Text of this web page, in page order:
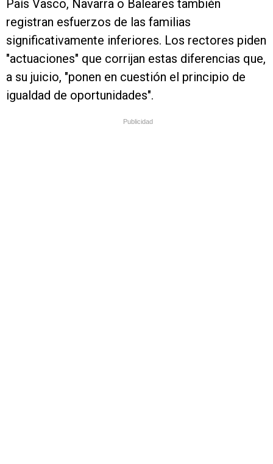
País Vasco, Navarra o Baleares también
registran esfuerzos de las familias
significativamente inferiores. Los rectores piden
"actuaciones" que corrijan estas diferencias que,
a su juicio, "ponen en cuestión el principio de
igualdad de oportunidades".
Publicidad